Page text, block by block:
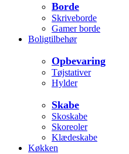
Borde
Skriveborde
Gamer borde
Boligtilbehør
Opbevaring
Tøjstativer
Hylder
Skabe
Skoskabe
Skoreoler
Klædeskabe
Køkken